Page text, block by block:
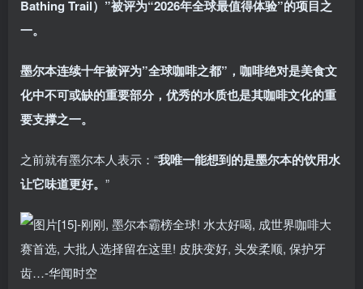
Bathing Trail）”被评为“2026年全球最值得体验”的项目之
一。
墨尔本连续十年被评为”全球咖啡之都”，咖啡绝对是美食文
化中不可或缺的重要部分，优秀的水质也是其咖啡文化的重
要支撑之一。
之前就有墨尔本人表示：“我唯一能想到的是墨尔本的饮用水
让它味道更好。 ”